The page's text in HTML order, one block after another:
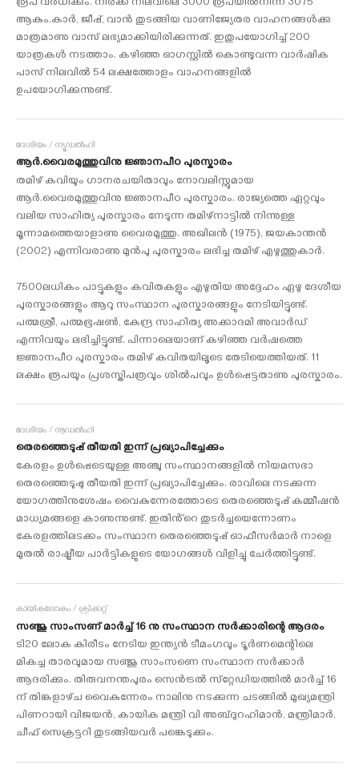
രൂപ വർധിക്കും. നിരക്ക് നിലവിലെ 3000 രൂപയിൽനിന്ന് 3075
ആകും.കാർ, ജീപ്പ്, വാൻ തുടങ്ങിയ വാണിജ്യേതര വാഹനങ്ങൾക്കു
മാത്രമാണു വാസ് ലഭ്യമാക്കിയിരിക്കുന്നത്. ഇതുപയോഗിച്ച് 200
യാത്രകൾ നടത്താം. കഴിഞ്ഞ ഓഗസ്റ്റിൽ കൊണ്ടുവന്ന വാർഷിക
പാസ് നിലവിൽ 54 ലക്ഷത്തോളം വാഹനങ്ങളിൽ
ഉപയോഗിക്കുന്നുണ്ട്.
ദേശീയം / ന്യൂഡൽഹി
ആർ.വൈരമുത്തുവിനു ജ്ഞാനപീഠ പുരസ്കാരം
തമിഴ് കവിയും ഗാനരചയിതാവും നോവലിസ്റ്റുമായ
ആർ.വൈരമുത്തുവിനു ജ്ഞാനപീഠ പുരസ്കാരം. രാജ്യത്തെ ഏറ്റവും
വലിയ സാഹിത്യ പുരസ്കാരം നേടുന്ന തമിഴ്നാട്ടിൽ നിന്നുള്ള
മൂന്നാമത്തെയാളാണു വൈരമുത്തു. അഖിലൻ (1975), ജയകാന്തൻ
(2002) എന്നിവരാണു മുൻപു പുരസ്കാരം ലഭിച്ച തമിഴ് എഴുത്തുകാർ.
7500ലധികം പാട്ടുകളും കവിതകളും എഴുതിയ അദ്ദേഹം ഏഴു ദേശീയ
പുരസ്കാരങ്ങളും ആറു സംസ്ഥാന പുരസ്കാരങ്ങളും നേടിയിട്ടുണ്ട്.
പത്മശ്രീ, പത്മഭൂഷൺ, കേന്ദ്ര സാഹിത്യ അക്കാദമി അവാർഡ്
എന്നിവയും ലഭിച്ചിട്ടുണ്ട്. പിന്നാലെയാണ് കഴിഞ്ഞ വർഷത്തെ
ജ്ഞാനപീഠ പുരസ്കാരം തമിഴ് കവിതയിലൂടെ തേടിയെത്തിയത്. 11
ലക്ഷം രൂപയും പ്രശസ്തിപത്രവും ശിൽപവും ഉൾപ്പെട്ടതാണു പുരസ്കാരം.
ദേശീയം / നൂഡൽഹി
തെരഞ്ഞെടുപ്പ് തീയതി ഇന്ന് പ്രഖ്യാപിച്ചേക്കും
കേരളം ഉൾപ്പെടെയുള്ള അഞ്ചു സംസ്ഥാനങ്ങളിൽ നിയമസഭാ
തെരഞ്ഞെടുപ്പു തീയതി ഇന്ന് പ്രഖ്യാപിച്ചേക്കും. രാവിലെ നടക്കുന്ന
യോഗത്തിനുശേഷം വൈകുന്നേരത്തോടെ തെരഞ്ഞെടുപ്പ് കമ്മീഷൻ
മാധ്യമങ്ങളെ കാണുന്നുണ്ട്. ഇതിൻ്റെ തുടർച്ചയെന്നോണം
കേരളത്തിലടക്കം സംസ്ഥാന തെരഞ്ഞെടുപ്പ് ഓഫീസർമാർ നാളെ
മുതൽ രാഷ്ട്രീയ പാർട്ടികളുടെ യോഗങ്ങൾ വിളിച്ചു ചേർത്തിട്ടുണ്ട്.
കായികലോകം / ക്രിക്കറ്റ്
സഞ്ജു സാംസണ്‌ മാർച്ച് 16 നു സംസ്ഥാന സർക്കാരിന്റെ ആദരം
ടി20 ലോക കിരീടം നേടിയ ഇന്ത്യൻ ടീമംഗവും ടൂർണമെന്റിലെ
മികച്ച താരവുമായ സഞ്ജു സാംസണെ സംസ്ഥാന സർക്കാർ
ആദരിക്കും. തിരുവനന്തപുരം സെൻട്രൽ സ്‌റ്റേഡിയത്തിൽ മാർച്ച് 16
ന്‌ തിങ്കളാഴ്‌ച വൈകുന്നേരം നാലിനു നടക്കുന്ന ചടങ്ങിൽ മുഖ്യമന്ത്രി
പിണറായി വിജയൻ, കായിക മന്ത്രി വി അബ്‌ദുറഹിമാൻ, മന്ത്രിമാർ,
ചീഫ്‌ സെക്രട്ടറി തുടങ്ങിയവർ പങ്കെടുക്കും.